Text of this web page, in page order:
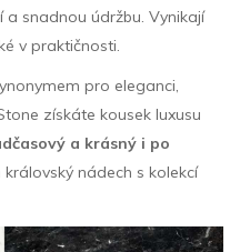
snadnou údržbu. Vynikají
v praktičnosti.
pro eleganci,
získáte kousek luxusu
a krásný i po
nádech s kolekcí